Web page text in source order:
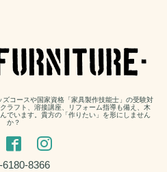
コースや国家資格「家具製作技能士」の受験対
ラフト、溶接講座、リフォーム指導も備え、木
でいます。貴方の「作りたい」を形にしません
か？
6180-8366